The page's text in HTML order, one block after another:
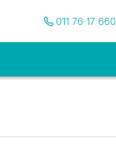
Pozovite nas
011 76 17 660